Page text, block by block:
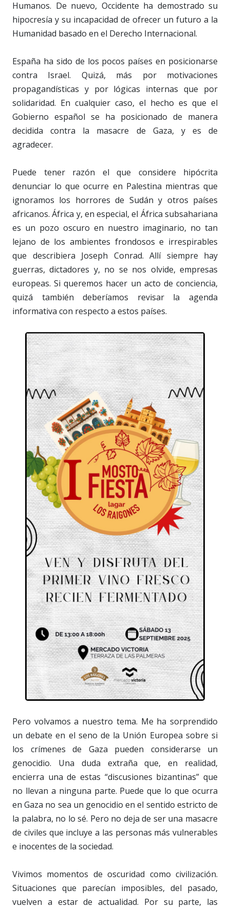
Humanos. De nuevo, Occidente ha demostrado su
hipocresía y su incapacidad de ofrecer un futuro a la
Humanidad basado en el Derecho Internacional.
España ha sido de los pocos países en posicionarse
contra Israel. Quizá, más por motivaciones
propagandísticas y por lógicas internas que por
solidaridad. En cualquier caso, el hecho es que el
Gobierno español se ha posicionado de manera
decidida contra la masacre de Gaza, y es de
agradecer.
Puede tener razón el que considere hipócrita
denunciar lo que ocurre en Palestina mientras que
ignoramos los horrores de Sudán y otros países
africanos. África y, en especial, el África subsahariana
es un pozo oscuro en nuestro imaginario, no tan
lejano de los ambientes frondosos e irrespirables
que describiera Joseph Conrad. Allí siempre hay
guerras, dictadores y, no se nos olvide, empresas
europeas. Si queremos hacer un acto de conciencia,
quizá también deberíamos revisar la agenda
informativa con respecto a estos países.
Pero volvamos a nuestro tema. Me ha sorprendido
un debate en el seno de la Unión Europea sobre si
los crímenes de Gaza pueden considerarse un
genocidio. Una duda extraña que, en realidad,
encierra una de estas “discusiones bizantinas” que
no llevan a ninguna parte. Puede que lo que ocurra
en Gaza no sea un genocidio en el sentido estricto de
la palabra, no lo sé. Pero no deja de ser una masacre
de civiles que incluye a las personas más vulnerables
e inocentes de la sociedad.
Vivimos momentos de oscuridad como civilización.
Situaciones que parecían imposibles, del pasado,
vuelven a estar de actualidad. Por su parte, las